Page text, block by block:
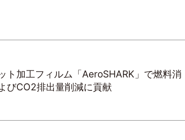
ト加工フィルム「AeroSHARK」で燃料消
びCO2排出量削減に貢献